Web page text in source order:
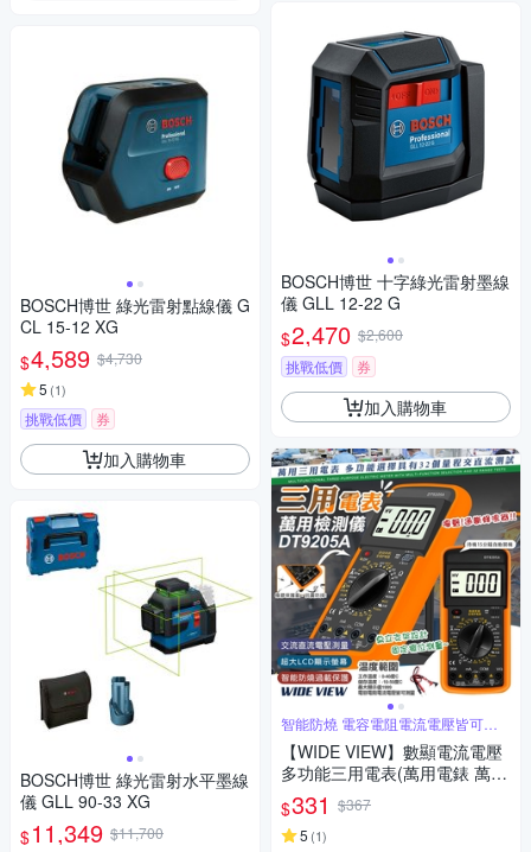
BOSCH博世 綠光雷射點線儀 G
CL 15-12 XG
$4,589 $4,730
5 (1)
挑戰低價 券
加入購物車
BOSCH博世 綠光雷射水平墨線
儀 GLL 90-33 XG
$11,349 $11,700
BOSCH博世 十字綠光雷射墨線
儀 GLL 12-22 G
$2,470 $2,600
挑戰低價
券
加入購物車
智能防燒 電容電阻電流電壓皆可測
量
【WIDE VIEW】數顯電流電壓
多功能三用電表(萬用電錶 萬能
電表 電壓表 電壓測量 電容表/D
T9205A)
$331 $367
5 (1)